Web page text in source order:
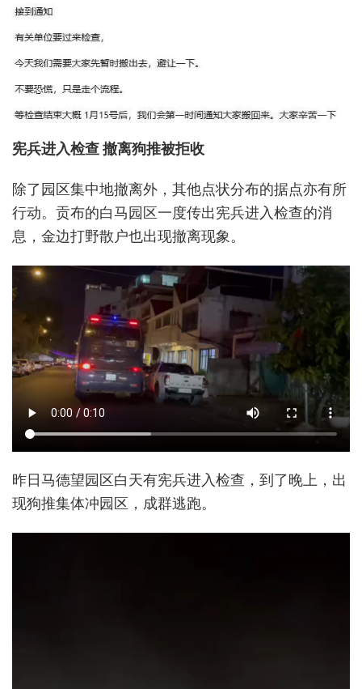
宪兵进入检查 撤离狗推被拒收
除了园区集中地撤离外，其他点状分布的据点亦有所
行动。贡布的白马园区一度传出宪兵进入检查的消
息，金边打野散户也出现撤离现象。
昨日马德望园区白天有宪兵进入检查，到了晚上，出
现狗推集体冲园区，成群逃跑。